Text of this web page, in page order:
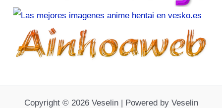
Copyright © 2026 Veselin | Powered by Veselin